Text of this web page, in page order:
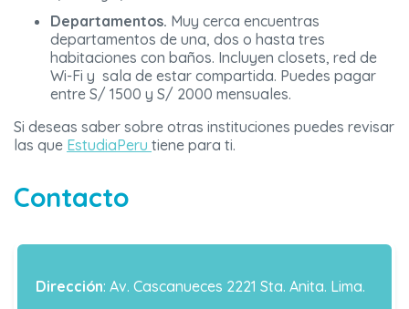
Departamentos. Muy cerca encuentras
departamentos de una, dos o hasta tres
habitaciones con baños. Incluyen closets, red de
Wi-Fi y sala de estar compartida. Puedes pagar
entre S/ 1500 y S/ 2000 mensuales.
Si deseas saber sobre otras instituciones puedes revisar
las que EstudiaPeru tiene para ti.
Contacto
Dirección: Av. Cascanueces 2221 Sta. Anita. Lima.